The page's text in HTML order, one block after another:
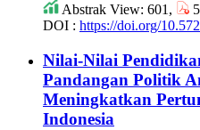
Abstrak View: 601,
DOI : https://doi.org/
Nilai-Nilai
Pandangan Politik
Meningkatkan
Indonesia